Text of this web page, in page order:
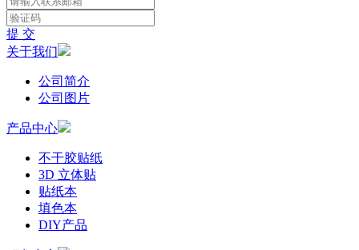
提 交
关于我们
公司简介
公司图片
产品中心
不干胶贴纸
3D 立体贴
贴纸本
填色本
DIY产品